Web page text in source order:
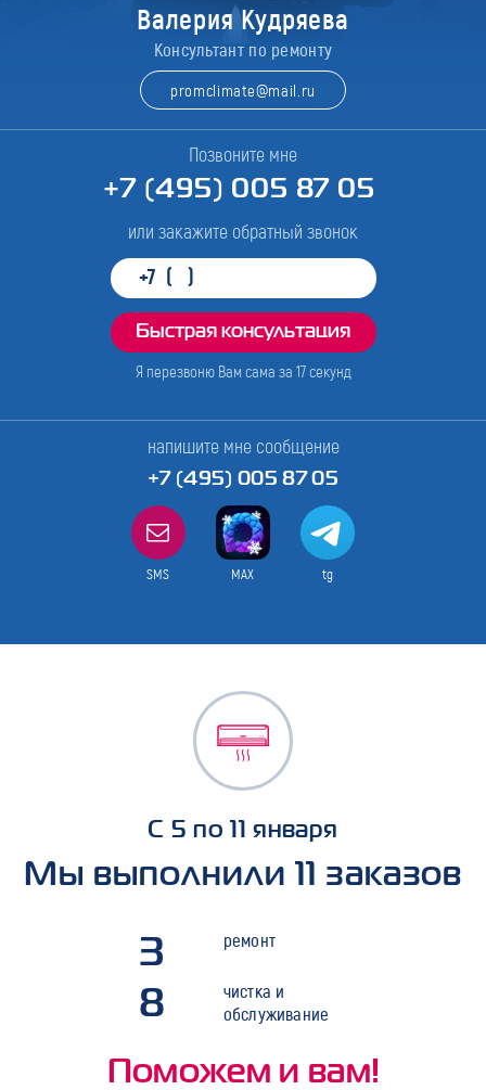
Валерия Кудряева
Консультант по ремонту
promclimate@mail.ru
Позвоните мне
+7 (495) 005 87 05
или закажите обратный звонок
Я перезвоню Вам сама за 17секунд
напишите мне сообщение
+7 (495) 005 87 05
SMS MAX tg
С 5 по 11 января
Мы выполнили 11 заказов
3 ремонт
8
чистка и
обслуживание
Поможем и вам!